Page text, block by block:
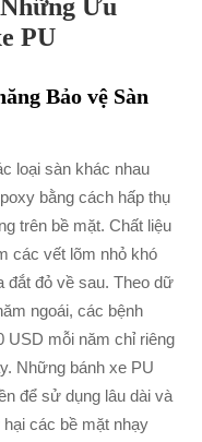
Ưu
PU
Bảo vệ Sàn
loại sàn khác nhau
bằng cách hấp thụ
trên bề mặt. Chất liệu
các vết lõm nhỏ khó
đắt đỏ về sau. Theo dữ
ngoái, các bệnh
USD mỗi năm chỉ riêng
Những bánh xe PU
để sử dụng lâu dài và
các bề mặt nhạy